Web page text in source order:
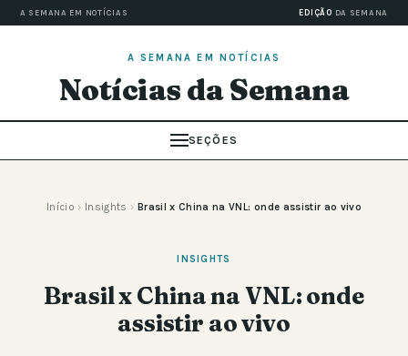
A SEMANA EM NOTÍCIAS EDIÇÃO DA SEMANA
A SEMANA EM NOTÍCIAS
Notícias da Semana
SEÇÕES
Início › Insights › Brasil x China na VNL: onde assistir ao vivo
INSIGHTS
Brasil x China na VNL: onde
assistir ao vivo